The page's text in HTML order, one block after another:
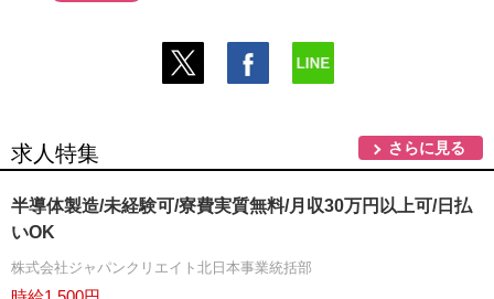
求人特集 さらに見る
半導体製造/未経験可/寮費実質無料/月収30万円以上可/日払
いOK
株式会社ジャパンクリエイト北日本事業統括部